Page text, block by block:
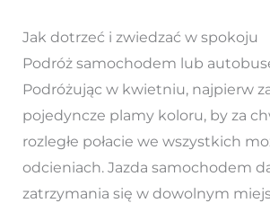
Jak dotrzeć i zwiedzać w spokoju
Podróż samochodem lub
Podróżując w kwietniu, najpierw
pojedyncze plamy koloru, by za
rozległe połacie we wszystkich
odcieniach. Jazda samochodem
zatrzymania się w dowolnym